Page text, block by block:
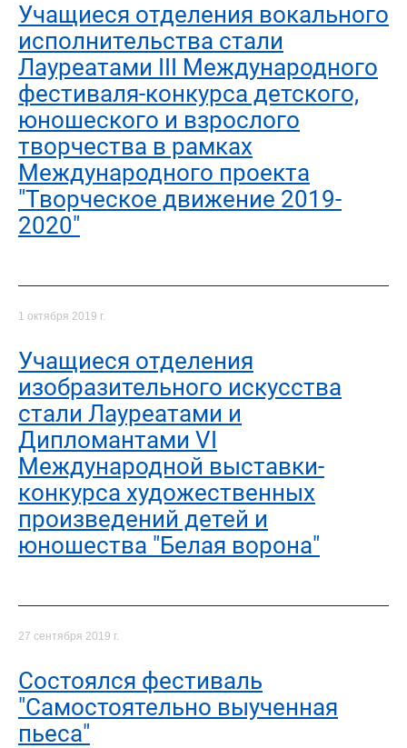
Учащиеся отделения вокального
исполнительства стали
Лауреатами III Международного
фестиваля-конкурса детского,
юношеского и взрослого
творчества в рамках
Международного проекта
"Творческое движение 2019-
2020"
1 октября 2019 г.
Учащиеся отделения
изобразительного искусства
стали Лауреатами и
Дипломантами VI
Международной выставки-
конкурса художественных
произведений детей и
юношества "Белая ворона"
27 сентября 2019 г.
Состоялся фестиваль
"Самостоятельно выученная
пьеса"